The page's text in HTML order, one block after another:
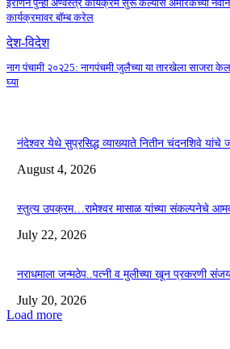
इराणने पुन्हा अण्वस्त्र कार्यक्रम सुरू केल्यास अमेरिकेच्या
कार्यक्रमावर बॉम्ब करेल
देश-विदेश
नाग पंचामी २०२25: नागपंचमी जुलैच्या या तारखेला साजरा
घ्या
नंदेश्वर येथे सुप्रसिद्ध व्याख्याते नितीन चंदनशिवे यांचे
August 4, 2026
स्तुत्य उपक्रम…रामेश्वर मासाळ यांच्या संकल्पनेचे
July 22, 2026
नराधमाला जन्मठेप..पत्नी व मुलीच्या खून प्रकरणी संजय
July 20, 2026
Load more